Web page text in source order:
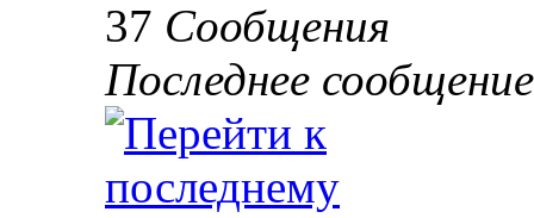
37 Сообщения
Последнее сообщение